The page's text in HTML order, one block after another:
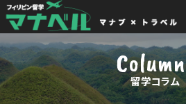
「マ
ナ
ベ
ル」
セ
ブ
留学コラム